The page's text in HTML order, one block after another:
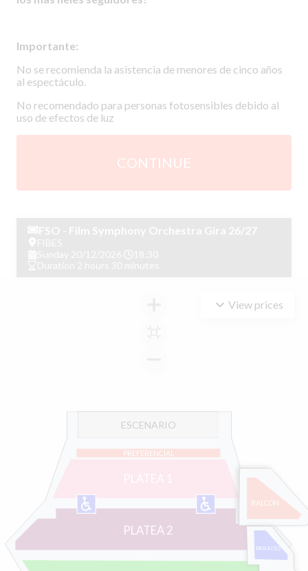
Importante:
No se recomienda la asistencia de menores de cinco años
al espectáculo.
No recomendado para personas fotosensibles debido al
uso de efectos de luz
CONTINUE
keyboard_arrow_down View prices
PREFERENCIAL
ESCENARIO
PLATEA 2
BALCON
PARAISO